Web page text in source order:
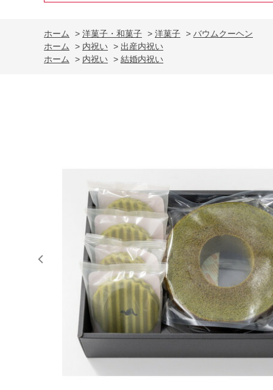
ホーム > 洋菓子・和菓子 > 洋菓子 > バウムクーヘン
ホーム
> 内祝い > 出産内祝い
ホーム
> 内祝い > 結婚内祝い